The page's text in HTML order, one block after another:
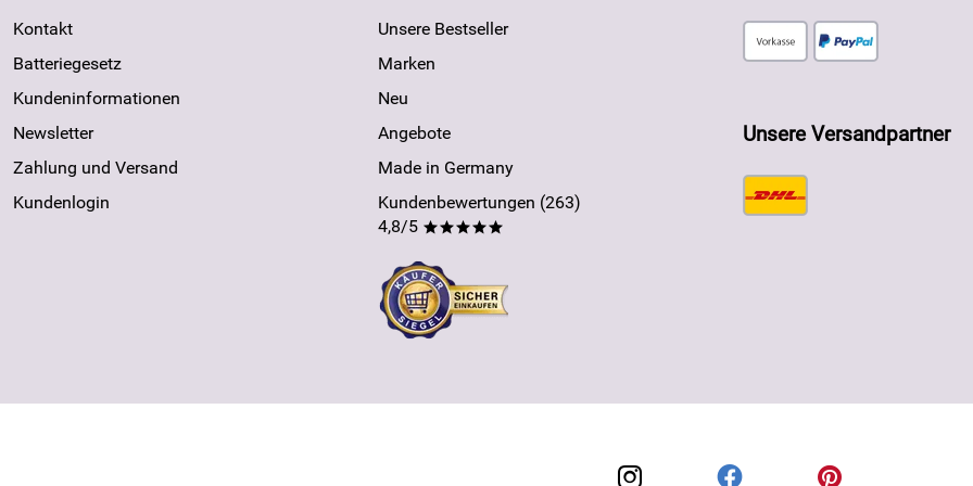
Kontakt
Batteriegesetz
Kundeninformationen
Newsletter
Zahlung und Versand
Kundenlogin
Unsere Bestseller
Marken
Neu
Angebote
Made in Germany
Kundenbewertungen (263)
4,8/5 *****
Unsere Versandpartner